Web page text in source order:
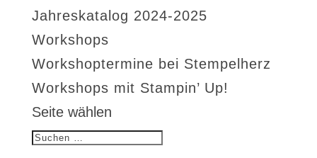
Jahreskatalog 2024-2025
Workshops
Workshoptermine bei Stempelherz
Workshops mit Stampin’ Up!
Seite wählen